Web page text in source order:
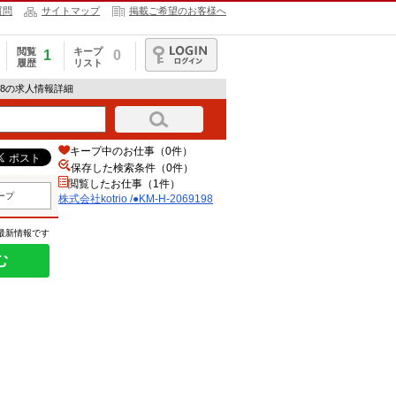
問 サイトマップ 掲載ご希望のお客様へ
閲覧
履歴
1
キープ
リスト
0
ログイン
の求人情報詳細
プ
新情報です
キープ中のお仕事（0件）
保存した検索条件（0件）
閲覧したお仕事（1件）
株式会社kotrio /●KM-H-2069198